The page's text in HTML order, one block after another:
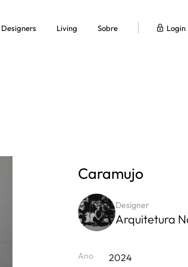
Mesas de Jantar Poltronas
Designers Living Sobre Login
Caramujo
Designer
Arquitetura
Ano
2024